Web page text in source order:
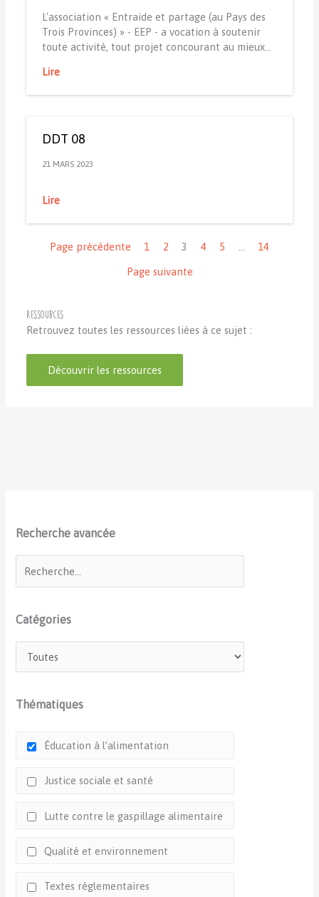
L'association « Entraide et partage (au Pays des
Trois Provinces) » - EEP - a vocation à soutenir
toute activité, tout projet concourant au mieux…
Lire
DDT 08
21 MARS 2023
Lire
Page précédente
1 2 3 4 5 14
Page suivante
Ressources
Retrouvez toutes les ressources liées à ce sujet :
Découvrir les ressources
Recherche avancée
Catégories
Thématiques
Éducation à l’alimentation
Justice sociale et santé
Lutte contre le gaspillage alimentaire
Qualité et environnement
Textes réglementaires